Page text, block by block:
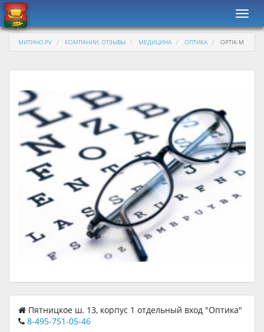
МИТИНО.РУ КОМПАНИИ, ОТЗЫВЫ МЕДИЦИНА ОПТИКА OPTIK-M
Пятницкое ш. 13, корпус 1 отдельный вход "Оптика"
8-495-751-05-46